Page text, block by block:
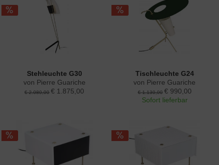
Stehleuchte G30
von Pierre Guariche
€ 2.080,00 € 1.875,00
Tischleuchte G24
von Pierre Guariche
€ 1.130,00 € 990,00
Sofort lieferbar